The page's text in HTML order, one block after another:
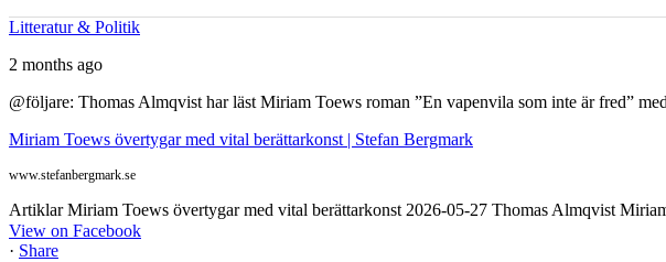
Litteratur & Politik
2 months ago
@följare: Thomas Almqvist har läst Miriam Toews roman ”En vapenvila som inte är fred”
Miriam Toews övertygar med vital berättarkonst | Stefan Bergmark
www.stefanbergmark.se
Artiklar Miriam Toews övertygar med vital berättarkonst 2026-05-27 Thomas Almqvist
View on Facebook
· Share